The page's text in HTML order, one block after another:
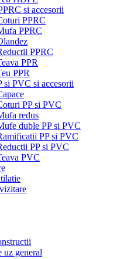
si accesorii
PPRC
PPRC
PPRC
PPR
PPR
si PVC si accesorii
PP si PVC
redus
duble PP si PVC
PP si PVC
PP si PVC
PVC
uz general